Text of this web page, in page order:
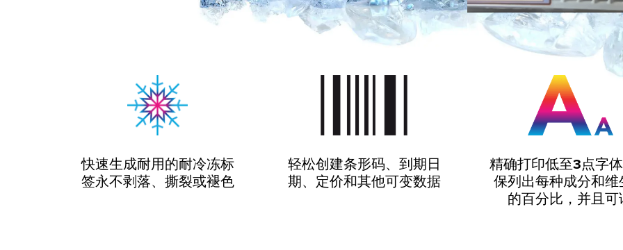
快速生成耐用的耐冷冻标
签永不剥落、撕裂或褪色
轻松创建条形码、到期日
期、定价和其他可变数据
精确打印低至3点字体
保列出每种成分和维
的百分比，并且可